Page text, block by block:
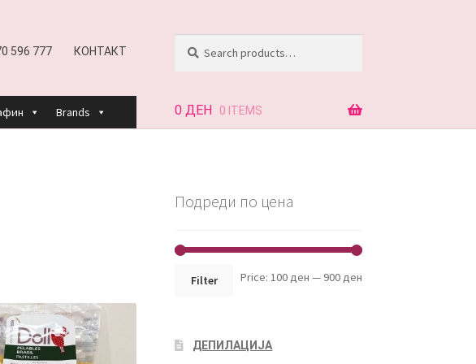
596 777 КОНТАКТ
for:
Brands 0 ДЕН 0 ITEMS
Подреди по цена
Min
Max
Filter Price: 100 ден — 900 ден
ДЕПИЛАЦИЈА